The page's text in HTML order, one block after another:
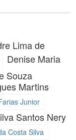
Lima de
Denise Maria
Souza
Martins
Junior
Santos Nery
Costa Silva